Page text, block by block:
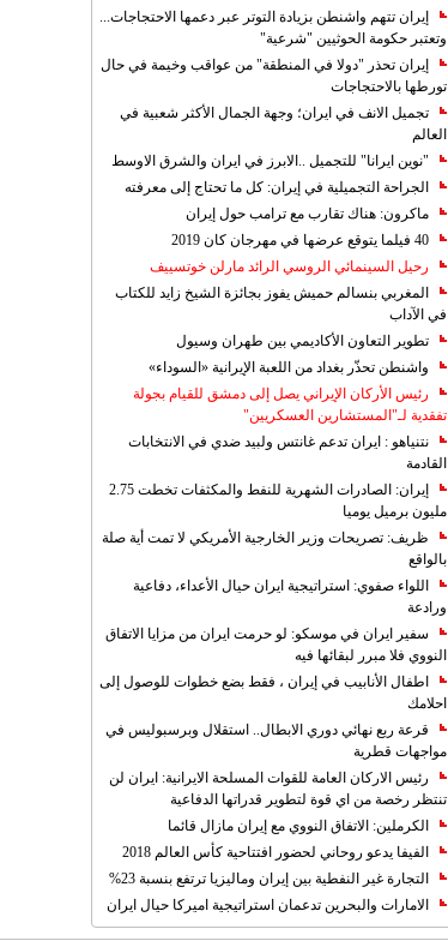
إيران تتهم واشنطن بزيادة التوتر عبر دعمها الاحتجاجات...
وتعتبر حكومة الحوثيين "شرعية"
إيران تحذر "دولا في المنطقة" من عواقب وخيمة في حال
تورطها بالاحتجاجات
تجميل الانف في ايران؛ وجهة الجمال الأكثر شعبية في
العالم
"نوين ايرانا" للتجميل ..الابرز في ايران والشرق الاوسط
الجراحة التجميلية في إيران: كل ما تحتاج إلى معرفته
ماكرون: هناك تقارب مع ترامب حول إيران
40 فيلما يتوقع عرضها في مهرجان كان 2019
رحيل السينمائي الروسي الرائد مارلن خوتسييف
المغربي بنسالم حميش يفوز بجائزة الشيخ زايد للكتاب
في الآداب
تطوير التعاون الأكاديمي بين طهران وسيول
واشنطن تحذّر بغداد من اللعبة الإيرانية «السوداء»
رئيس الأركان الإيراني يصل إلى دمشق للقيام بجولة
تفقدية لـ"المستشارين العسكريين"
نتنياهو : ايران تدعم غانتس ولبيد ضدي في الانتخابات
القادمة
إيران: الصادرات الشهریة للنفط والمكثفات تخطت 2.75
مليون برميل يوميا
ظريف: تصريحات وزير الخارجية الأمريكي لا تمت أية صلة
بالواقع
اللواء صفوي: استراتيجية ايران حيال الأعداء، دفاعية
ورادعة
سفير ايران في موسكو: لو حرمت ايران من مزايا الاتفاق
النووي فلا مبرر لبقائها فيه
اطفال الأنابيب في إيران ، فقط بضع خطوات للوصول إلى
احلامك
قرعة ربع نهائي دوري الابطال.. استقلال وبرسبوليس في
مواجهات قطرية
رئيس الاركان العامة للقوات المسلحة الايرانية: ايران لن
تنتظر رخصة من اي قوة لتطوير قدراتها الدفاعية
الكرملين: الاتفاق النووي مع إيران مازال قائما
الفيفا يدعو روحاني لحضور افتتاحية كأس العالم 2018
التجارة غیر النفطیة بین إیران ومالیزیا ترتفع بنسبة 23%
الامارات والبحرين تدعمان استراتيجية اميركا حيال ايران